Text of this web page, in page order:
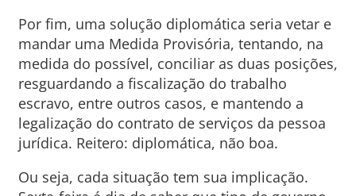
Por fim, uma solução diplomática seria vetar e
mandar uma Medida Provisória, tentando, na
medida do possível, conciliar as duas posições,
resguardando a fiscalização do trabalho
escravo, entre outros casos, e mantendo a
legalização do contrato de serviços da pessoa
jurídica. Reitero: diplomática, não boa.
Ou seja, cada situação tem sua implicação.